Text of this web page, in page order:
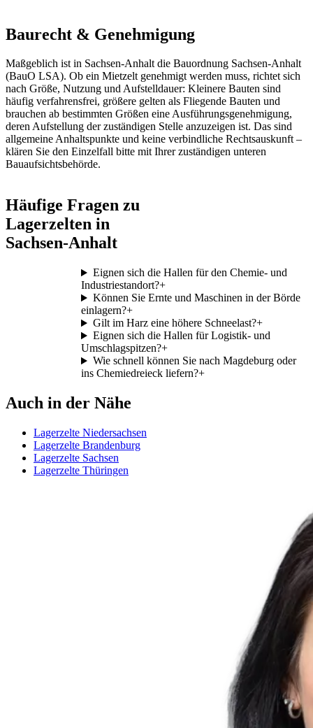
Baurecht & Genehmigung
Maßgeblich ist in Sachsen-Anhalt die Bauordnung Sachsen-Anhalt
(BauO LSA). Ob ein Mietzelt genehmigt werden muss, richtet sich
nach Größe, Nutzung und Aufstelldauer: Kleinere Bauten sind
häufig verfahrensfrei, größere gelten als Fliegende Bauten und
brauchen ab bestimmten Größen eine Ausführungsgenehmigung,
deren Aufstellung der zuständigen Stelle anzuzeigen ist. Das sind
allgemeine Anhaltspunkte und keine verbindliche Rechtsauskunft –
klären Sie den Einzelfall bitte mit Ihrer zuständigen unteren
Bauaufsichtsbehörde.
Häufige Fragen zu
Lagerzelten in
Sachsen-Anhalt
Eignen sich die Hallen für den Chemie- und
Industriestandort?+
Können Sie Ernte und Maschinen in der Börde
einlagern?+
Gilt im Harz eine höhere Schneelast?+
Eignen sich die Hallen für Logistik- und
Umschlagspitzen?+
Wie schnell können Sie nach Magdeburg oder
ins Chemiedreieck liefern?+
Auch in der Nähe
Lagerzelte Niedersachsen
Lagerzelte Brandenburg
Lagerzelte Sachsen
Lagerzelte Thüringen